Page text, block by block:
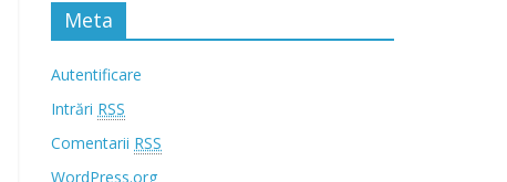
Meta
Autentificare
Intrări RSS
Comentarii RSS
WordPress.org